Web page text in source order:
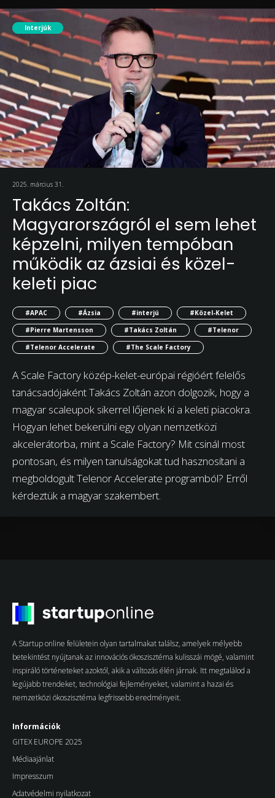
Interjúk
2025. március 31.
Takács Zoltán:
Magyarországról el sem lehet
képzelni, milyen tempóban
működik az ázsiai és közel-
keleti piac
#APAC #Ázsia #interjú
#Közel-Kelet
#Pierre Martensson
#Takács Zoltán
#Telenor
#Telenor Accelerate
#The Scale Factory
A Scale Factory közép-kelet-európai régióért felelős
tanácsadójaként Takács Zoltán azon dolgozik, hogy a
magyar scaleupok sikerrel lőjenek ki a keleti piacokra.
Hogyan lehet bekerülni egy olyan nemzetközi
akcelerátorba, mint a Scale Factory? Mit csinál most
pontosan, és milyen tanulságokat tud hasznosítani a
megboldogult Telenor Accelerate programból? Erről
kérdeztük a magyar szakembert.
A Startup online felületein olyan tartalmakat találsz, amelyek mélyebb
betekintést nyújtanak az innovációs ökoszisztéma kulisszái mögé, valamint
inspiráló történeteket azoktól, akik a változás élén járnak. Itt megtalálod a
legújabb trendeket, technológiai fejleményeket, valamint a hazai és
nemzetközi ökoszisztéma legfrissebb eredményeit.
Információk
GITEX EUROPE 2025
Médiaajánlat
Impresszum
Adatvédelmi nyilatkozat